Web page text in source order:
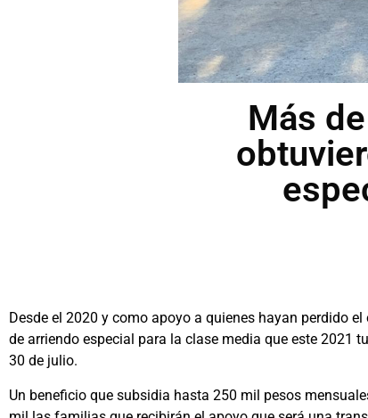
Más
Desde el 2020 y como apoyo a quienes hayan perdido
de arriendo especial para la clase media que este 2021
30 de julio.
Un beneficio que subsidia hasta 250 mil pesos